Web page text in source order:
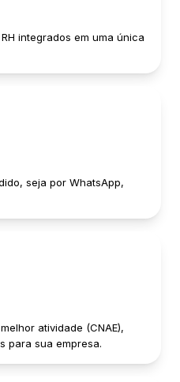
integrados em uma única
seja por WhatsApp,
atividade (CNAE),
para sua empresa.